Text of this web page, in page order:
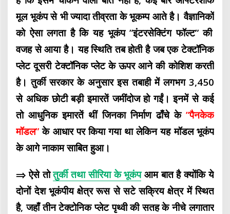
मूल भूकंप से भी ज्यादा तीव्रता के भूकम्प आते है।वैज्ञानिकों
को ऐसा लगता है कि यह भूकंप ”इंटरसेक्टिंग फॉल्ट” की
वजह से आया है। यह स्थिति तब होती है जब एक टेक्टॉनिक
प्लेट दूसरी टेक्टॉनिक प्लेट के ऊपर आने की कोशिश करती
है। तुर्की सरकार के अनुसार इस तबाही में लगभग 3,450
से अधिक छोटी बड़ी इमारतें जमींदोज हो गईं। इनमें से कई
तो आधुनिक इमारतें थीं जिनका निर्माण ढाँचे के ”पैनकेक
मॉडल” के आधार पर किया गया था लेकिन यह मॉडल भूकंप
के आगे नाकाम साबित हुआ।
⇒ ऐसे तोतुर्की तथा सीरिया के भूकंपआम बात है क्योंकि ये
दोनों देश भूकंपीय क्षेत्र रूस से सटे सक्रिय क्षेत्र में स्थित
है, जहाँ तीन टेक्टोनिक प्लेट पृथ्वी की सतह के नीचे लगातार